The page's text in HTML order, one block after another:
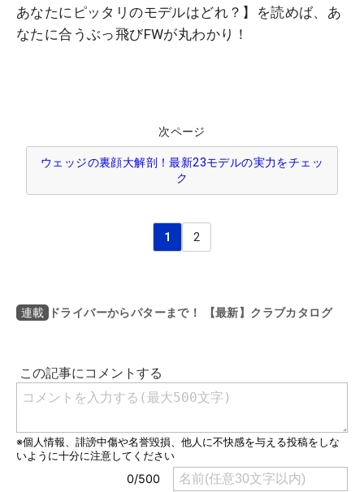
あなたにピッタリのモデルはどれ？】を読めば、あ
なたに合うぶっ飛びFWが丸わかり！
次ページ
ウェッジの裏顔大解剖！最新23モデルの実力をチェッ
ク
1 2
連載 ドライバーからパターまで！ 【最新】クラブカタログ